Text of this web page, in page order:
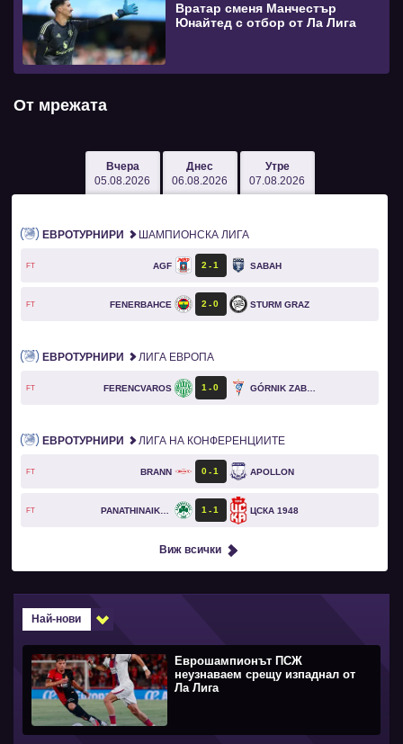
Вратар сменя Манчестър
Юнайтед с отбор от Ла Лига
От мрежата
Вчера
05.08.2026
Днес
06.08.2026
Утре
07.08.2026
ЕВРОТУРНИРИ ШАМПИОНСКА ЛИГА
FT AGF 2 1 SABAH
FT FENERBAHCE 2 0 STURM GRAZ
ЕВРОТУРНИРИ ЛИГА ЕВРОПА
FT FERENCVAROS 1 0 GÓRNIK ZABRZE
ЕВРОТУРНИРИ ЛИГА НА КОНФЕРЕНЦИИТЕ
FT BRANN 0 1 APOLLON
FT PANATHINAIKOS 1 1 ЦСКА 1948
Виж всички
Най-нови
Еврошампионът ПСЖ
неузнаваем срещу изпаднал от
Ла Лига